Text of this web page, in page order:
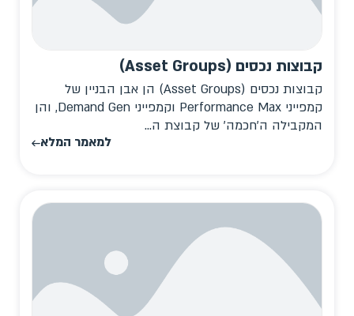
קבוצות נכסים (Asset Groups)
קבוצות נכסים (Asset Groups) הן אבן הבניין של
קמפייני Performance Max וקמפייני Demand Gen, והן
המקבילה ה'חכמה' של קבוצת ה...
למאמר המלא